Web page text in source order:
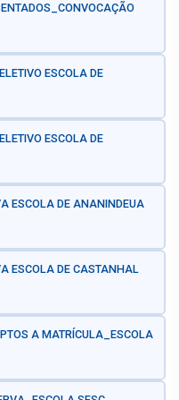
ESCOLA DE
ESCOLA DE
ESCOLA DE ANANINDEUA
ESCOLA DE CASTANHAL
A MATRÍCULA_ESCOLA